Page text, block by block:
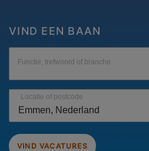
VIND EEN BAAN
Functie, trefwoord of branche
Locatie of postcode
VIND VACATURES